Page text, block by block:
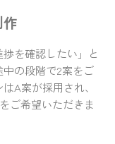
を確認したい」と
の段階で2案をご
A案が採用され、
ご希望いただきま